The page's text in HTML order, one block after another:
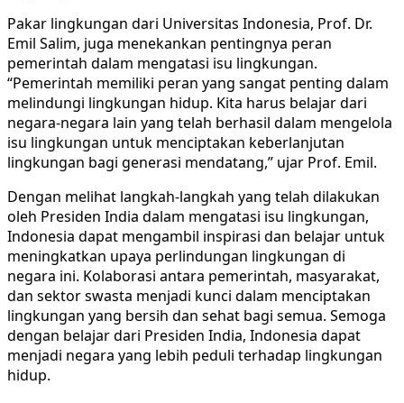
Pakar lingkungan dari Universitas Indonesia, Prof. Dr.
Emil Salim, juga menekankan pentingnya peran
pemerintah dalam mengatasi isu lingkungan.
“Pemerintah memiliki peran yang sangat penting dalam
melindungi lingkungan hidup. Kita harus belajar dari
negara-negara lain yang telah berhasil dalam mengelola
isu lingkungan untuk menciptakan keberlanjutan
lingkungan bagi generasi mendatang,” ujar Prof. Emil.
Dengan melihat langkah-langkah yang telah dilakukan
oleh Presiden India dalam mengatasi isu lingkungan,
Indonesia dapat mengambil inspirasi dan belajar untuk
meningkatkan upaya perlindungan lingkungan di
negara ini. Kolaborasi antara pemerintah, masyarakat,
dan sektor swasta menjadi kunci dalam menciptakan
lingkungan yang bersih dan sehat bagi semua. Semoga
dengan belajar dari Presiden India, Indonesia dapat
menjadi negara yang lebih peduli terhadap lingkungan
hidup.